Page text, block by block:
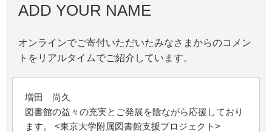
ADD YOUR NAME
オンラインでご寄付いただいたみなさまからのコメン
トをリアルタイムでご紹介しています。
増田 尚久
図書館の益々の充実とご発展を陰ながら応援しており
ます。 <東京大学附属図書館支援プロジェクト>